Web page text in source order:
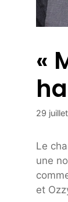
«
29
Le
une
et